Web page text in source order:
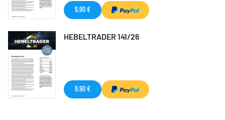
9,90 €
HEBELTRADER 141/26
9,90 €